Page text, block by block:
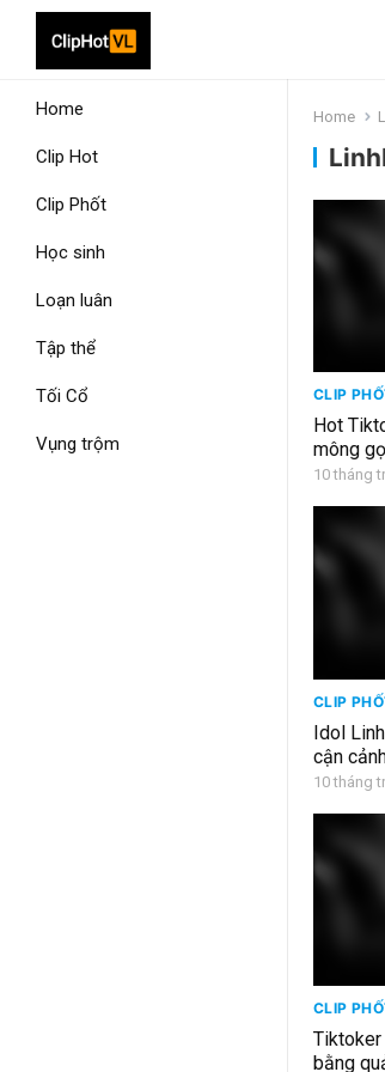
Home
Clip Hot
Clip Phốt
Học sinh
Loạn luân
Tập thể
Tối Cổ
Vụng trộm
Home
CLIP
Hot
mông
10 tháng
CLIP
Idol
cận
10 tháng
CLIP
Tiktoker
bằng